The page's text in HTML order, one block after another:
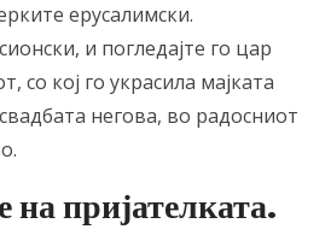
ерусалимски.
и погледајте го цар
со кој го украсила мајката
негова, во радосниот
пријателката.